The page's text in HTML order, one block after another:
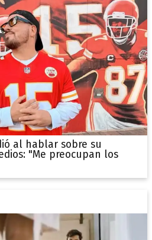
al hablar sobre su
"Me preocupan los